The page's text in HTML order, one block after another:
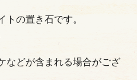
トの置き石です。
などが含まれる場合がござ